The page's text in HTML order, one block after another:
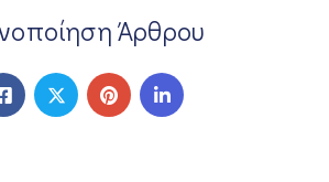
Άρθρου